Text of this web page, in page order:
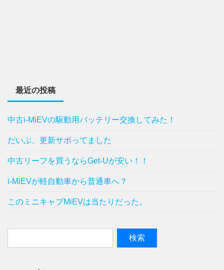
最近の投稿
中古i-MiEVの駆動用バッテリー交換してみた！
だいぶ、更新サボってました
中古リーフを買うならGet-Uが安い！！
i-MiEVが軽自動車から普通車へ？
このミニキャブMiEVは当たりだった。